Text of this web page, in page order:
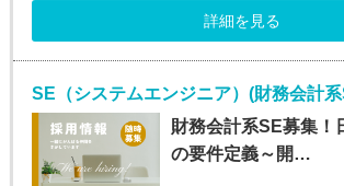
詳細を見る
財務会計系SE募集！
の要件定義～開…